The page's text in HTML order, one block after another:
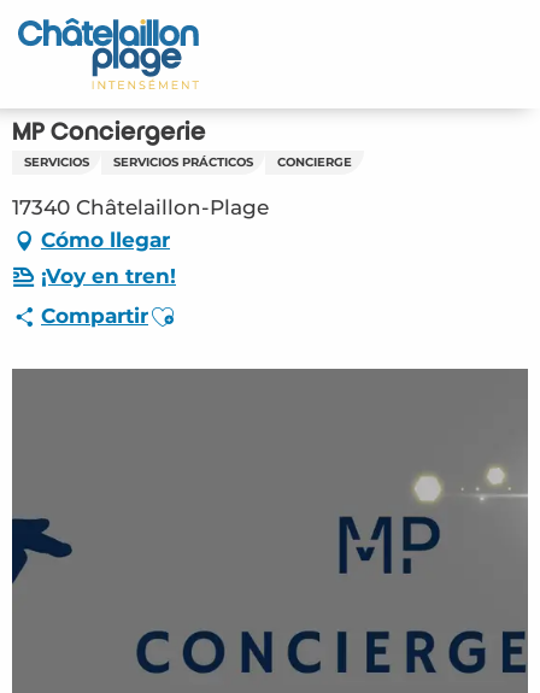
Aller
au
principal
Inicio – ES
Descubra
Actividades
Vivir
Citas
MP Conciergerie
SERVICIOS SERVICIOS PRÁCTICOS CONCIERGE
17340 Châtelaillon-Plage
Cómo llegar
¡Voy en tren!
CompartirAjouter aux favoris